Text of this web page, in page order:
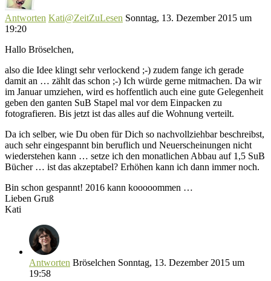
Antworten Kati@ZeitZuLesen Sonntag, 13. Dezember 2015 um
19:20
Hallo Bröselchen,
also die Idee klingt sehr verlockend ;-) zudem fange ich gerade
damit an … zählt das schon ;-) Ich würde gerne mitmachen. Da wir
im Januar umziehen, wird es hoffentlich auch eine gute Gelegenheit
geben den ganten SuB Stapel mal vor dem Einpacken zu
fotografieren. Bis jetzt ist das alles auf die Wohnung verteilt.
Da ich selber, wie Du oben für Dich so nachvollziehbar beschreibst,
auch sehr eingespannt bin beruflich und Neuerscheinungen nicht
wiederstehen kann … setze ich den monatlichen Abbau auf 1,5 SuB
Bücher … ist das akzeptabel? Erhöhen kann ich dann immer noch.
Bin schon gespannt! 2016 kann kooooommen …
Lieben Gruß
Kati
Antworten Bröselchen Sonntag, 13. Dezember 2015 um
19:58